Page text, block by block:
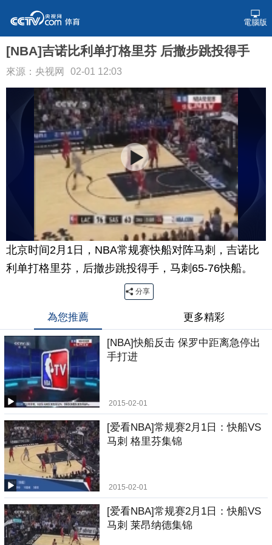
電腦版
[NBA]吉诺比利单打格里芬 后撤步跳投得手
來源：央视网 02-01 12:03
北京时间2月1日，NBA常规赛快船对阵马刺，吉诺比
利单打格里芬，后撤步跳投得手，马刺65-76快船。
分享
為您推薦 更多精彩
[NBA]快船反击 保罗中距离急停出
手打进
2015-02-01
[爱看NBA]常规赛2月1日：快船VS
马刺 格里芬集锦
2015-02-01
[爱看NBA]常规赛2月1日：快船VS
马刺 莱昂纳德集锦